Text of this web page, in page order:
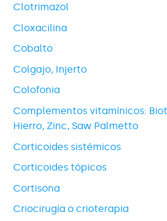
Clotrimazol
Cloxacilina
Cobalto
Colgajo, Injerto
Colofonia
Complementos vitamínicos:
Hierro, Zinc, Saw Palmetto
Corticoides sistémicos
Corticoides tópicos
Cortisona
Criocirugía o crioterapia